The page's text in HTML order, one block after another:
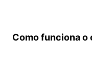
Como funciona o